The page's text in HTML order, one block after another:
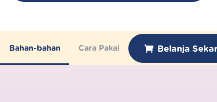
Bahan-bahan Cara Pakai Belanja